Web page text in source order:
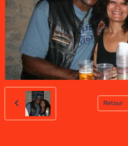
Retour